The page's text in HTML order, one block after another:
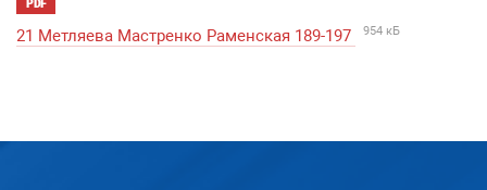
PDF
21 Метляева Мастренко Раменская 189-197 954 кБ